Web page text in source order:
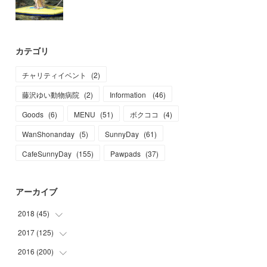
カテゴリ
チャリティイベント (2)
藤沢ゆい動物病院 (2) Information (46)
Goods (6) MENU (51) ボクココ (4)
WanShonanday (5) SunnyDay (61)
CafeSunnyDay (155) Pawpads (37)
アーカイブ
2018 (45)
(1)
(1)
2017 (125)
(6)
2016 (200)